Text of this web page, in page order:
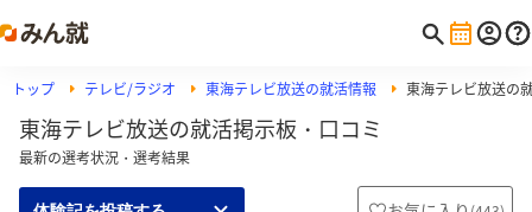
トップ テレビ/ラジオ 東海テレビ放送の就活情報 東海テレビ放送の
東海テレビ放送の就活掲示板・口コミ
最新の選考状況・選考結果